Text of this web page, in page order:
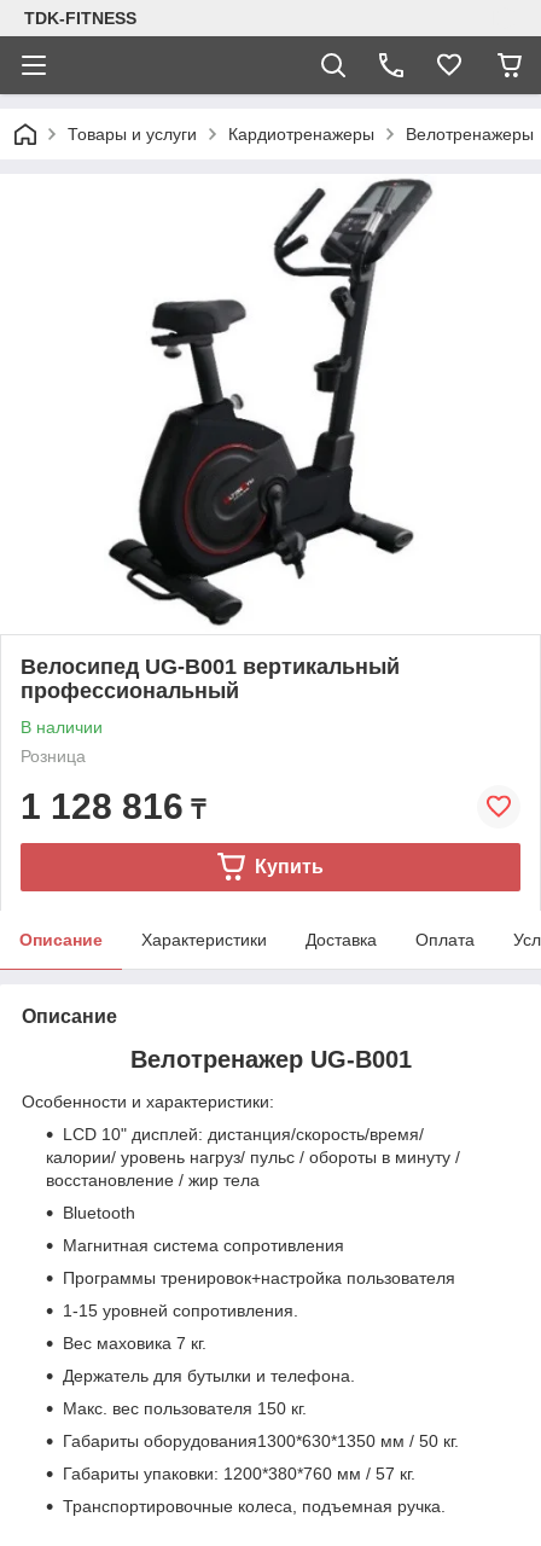
TDK-FITNESS
Товары и услуги Кардиотренажеры Велотренажеры
Велосипед UG-B001 вертикальный
профессиональный
В наличии
Розница
1 128 816 ₸
Купить
Описание Характеристики Доставка Оплата
Описание
Велотренажер UG-B001
Особенности и характеристики:
LCD 10" дисплей: дистанция/скорость/время/
калории/ уровень нагруз/ пульс / обороты в минуту /
восстановление / жир тела
Bluetooth
Магнитная система сопротивления
Программы тренировок+настройка пользователя
1-15 уровней сопротивления.
Вес маховика 7 кг.
Держатель для бутылки и телефона.
Макс. вес пользователя 150 кг.
Габариты оборудования1300*630*1350 мм / 50 кг.
Габариты упаковки: 1200*380*760 мм / 57 кг.
Транспортировочные колеса, подъемная ручка.